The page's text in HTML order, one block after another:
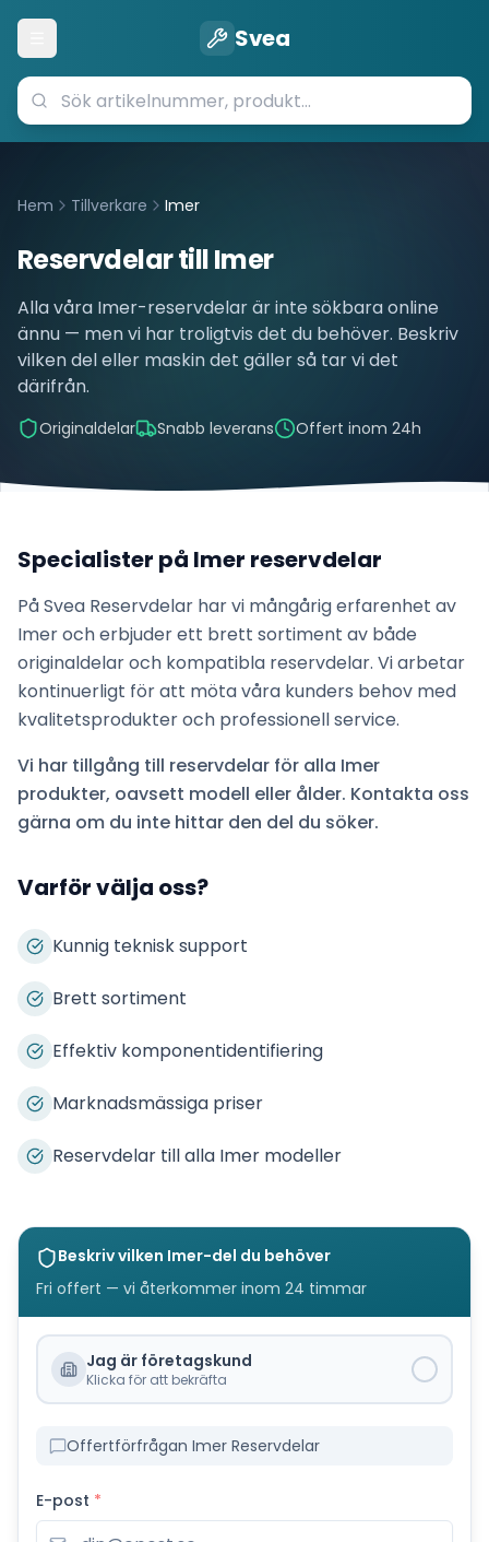
Öppna meny Svea
Hem Tillverkare Imer
Reservdelar tillImer
Alla våra Imer-reservdelar är inte sökbara online
ännu — men vi har troligtvis det du behöver. Beskriv
vilken del eller maskin det gäller så tar vi det
därifrån.
Originaldelar Snabb leverans Offert inom 24h
Specialister på Imer reservdelar
På Svea Reservdelar har vi mångårig erfarenhet av
Imeroch erbjuder ett brett sortiment av både
originaldelar och kompatibla reservdelar. Vi arbetar
kontinuerligt för att möta våra kunders behov med
kvalitetsprodukter och professionell service.
Vi har tillgång till reservdelar för alla Imer
produkter, oavsett modell eller ålder. Kontakta oss
gärna om du inte hittar den del du söker.
Varför välja oss?
Kunnig teknisk support
Brett sortiment
Effektiv komponentidentifiering
Marknadsmässiga priser
Reservdelar till alla Imer modeller
Beskriv vilken Imer-del du behöver
Fri offert — vi återkommer inom 24 timmar
Jag är företagskund
Klicka för att bekräfta
Offertförfrågan Imer Reservdelar
E-post *